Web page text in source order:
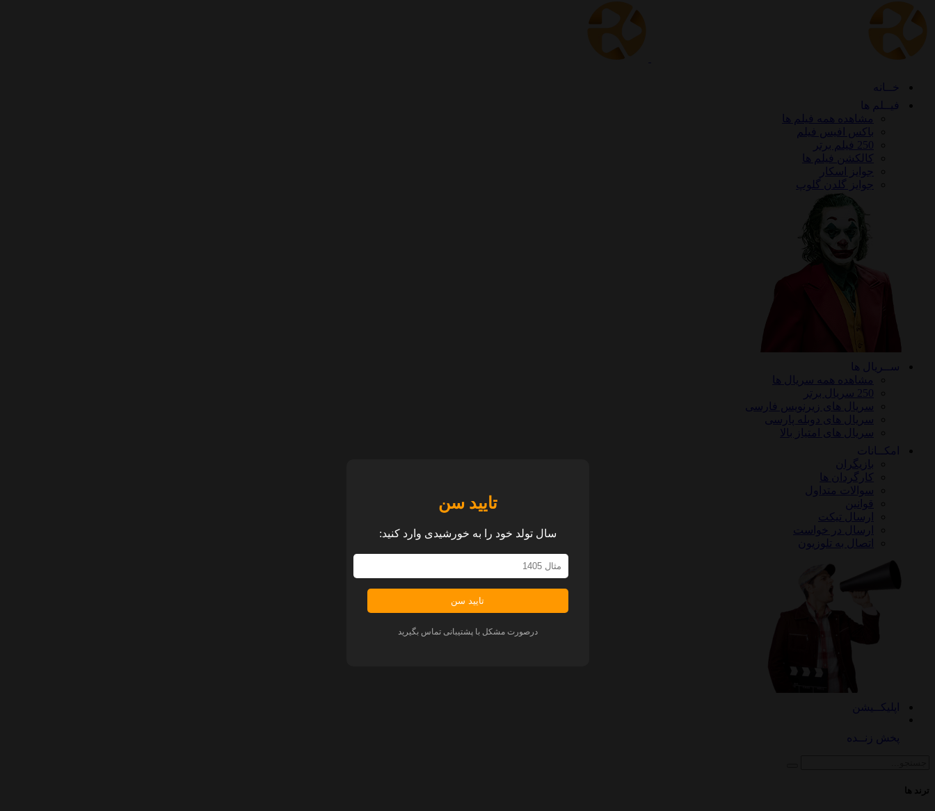
خــانه
فیــلم ها
مشاهده همه فیلم ها
باکس افیس فیلم
250 فیلم برتر
کالکشن فیلم ها
جوایز اسکار
جوایز گلدن گلوپ
ســریال ها
مشاهده همه سریال ها
250 سریال برتر
سریال های زیرنویس فارسی
سریال های دوبله پارسی
سریال های امتیاز بالا
امکــانات
بازیگران
کارگردان ها
سوالات متداول
قوانین
ارسال تیکت
ارسال در خواست
اتصال به تلوزیون
اپلیکــیشن
پخش زنــده
ترند ها
تایید سن
سال تولد خود را به خورشیدی وارد کنید:
تایید سن
درصورت مشکل با پشتیبانی تماس بگیرید